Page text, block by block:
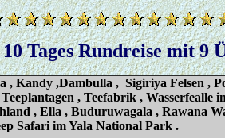
.
Tages Rundreise mit 9
, Kandy ,Dambulla , Sigiriya Felsen ,
, Teefabrik , Wasserfealle
, Ella , Buduruwagala , Rawana
Safari im Yala National Park .